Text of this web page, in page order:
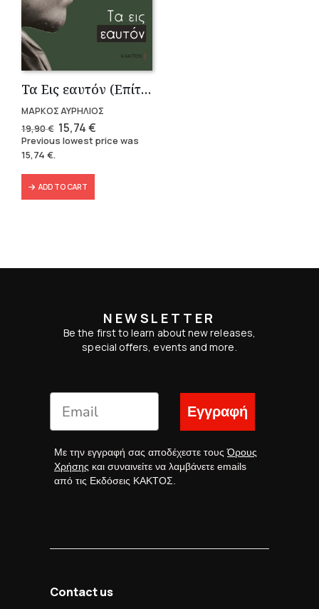
Τα Εις εαυτόν (Επίτομο) – Μάρκος Αυρήλιος
ΜΑΡΚΟΣ ΑΥΡΗΛΙΟΣ
19,90€ Original
price
was:
15,74€Current
price
is:
Previous lowest price was
15,74 €.
ADD TO CART
NEWSLETTER
Be the first to learn about new releases,
special offers, events and more.
Εγγραφή
Με την εγγραφή σας αποδέχεστε τουςΌρους
Χρήσης και συναινείτε να λαμβάνετε emails
από τις Εκδόσεις ΚΑΚΤΟΣ.
Contact us